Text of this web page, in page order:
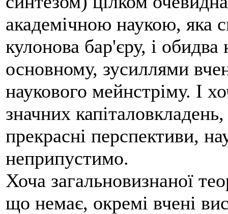
академічною наукою, яка
кулонова бар'єру, і
основному, зусиллями
наукового мейнстріму. І
значних
прекрасні перспективи,
неприпустимо.
Хоча загальновизнаної
що немає, окремі вчені